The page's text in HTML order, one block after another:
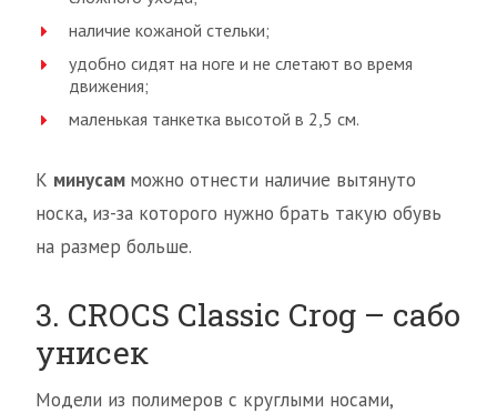
наличие кожаной стельки;
удобно сидят на ноге и не слетают во время
движения;
маленькая танкетка высотой в 2,5 см.
К минусам можно отнести наличие вытянуто
носка, из-за которого нужно брать такую обувь
на размер больше.
3. CROCS Classic Crog – сабо
унисек
Модели из полимеров с круглыми носами,